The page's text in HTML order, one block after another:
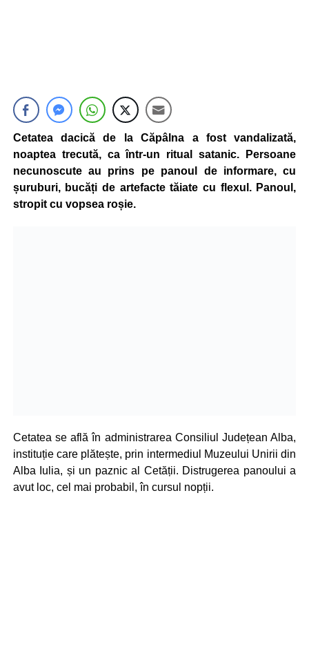
Cetatea dacică de la Căpâlna a fost vandalizată,
noaptea trecută, ca într-un ritual satanic. Persoane
necunoscute au prins pe panoul de informare, cu
șuruburi, bucăți de artefacte tăiate cu flexul. Panoul,
stropit cu vopsea roșie.
Cetatea se află în administrarea Consiliul Județean Alba,
instituție care plătește, prin intermediul Muzeului Unirii din
Alba Iulia, și un paznic al Cetății. Distrugerea panoului a
avut loc, cel mai probabil, în cursul nopții.